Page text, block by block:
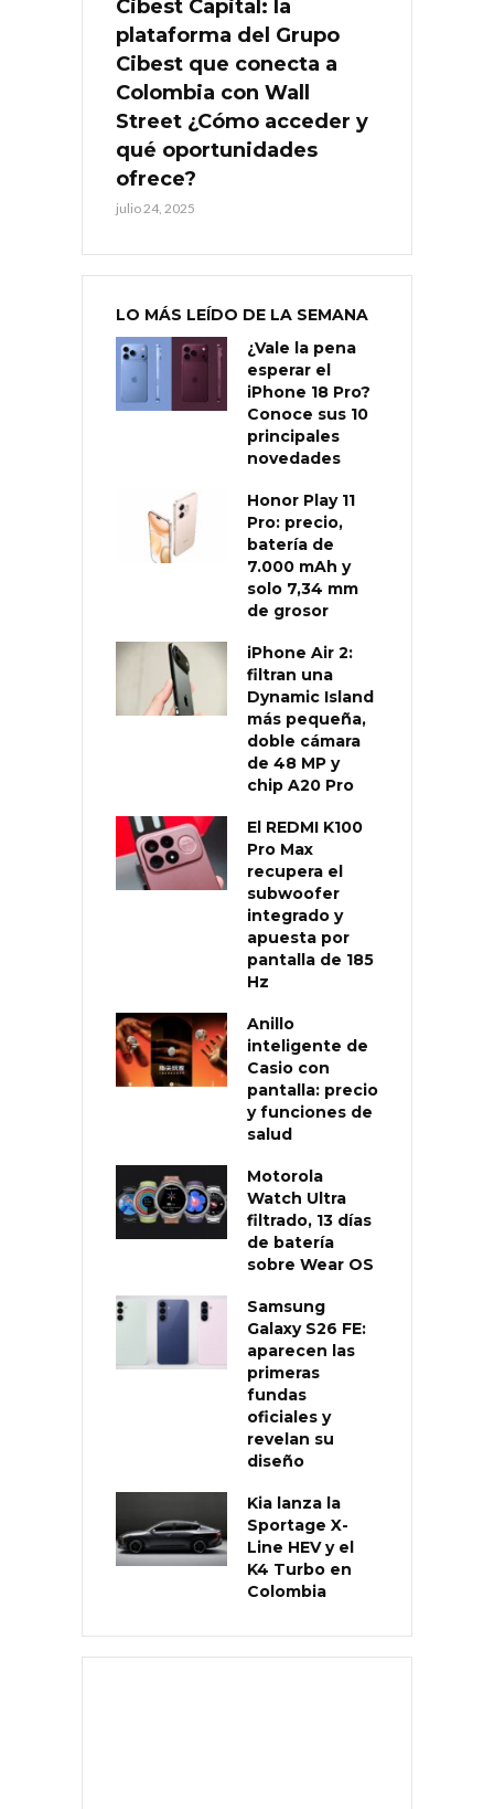
Cibest Capital: la
plataforma del Grupo
Cibest que conecta a
Colombia con Wall
Street ¿Cómo acceder y
qué oportunidades
ofrece?
julio 24, 2025
LO MÁS LEÍDO DE LA SEMANA
¿Vale la pena
esperar el
iPhone 18 Pro?
Conoce sus 10
principales
novedades
Honor Play 11
Pro: precio,
batería de
7.000 mAh y
solo 7,34 mm
de grosor
iPhone Air 2:
filtran una
Dynamic Island
más pequeña,
doble cámara
de 48 MP y
chip A20 Pro
El REDMI K100
Pro Max
recupera el
subwoofer
integrado y
apuesta por
pantalla de 185
Hz
Anillo
inteligente de
Casio con
pantalla: precio
y funciones de
salud
Motorola
Watch Ultra
filtrado, 13 días
de batería
sobre Wear OS
Samsung
Galaxy S26 FE:
aparecen las
primeras
fundas
oficiales y
revelan su
diseño
Kia lanza la
Sportage X-
Line HEV y el
K4 Turbo en
Colombia